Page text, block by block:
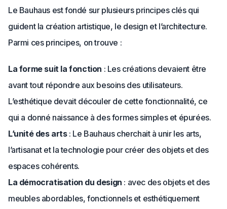
Le Bauhaus est fondé sur plusieurs principes clés qui
guident la création artistique, le design et l’architecture.
Parmi ces principes, on trouve :
La forme suit la fonction : Les créations devaient être
avant tout répondre aux besoins des utilisateurs.
L’esthétique devait découler de cette fonctionnalité, ce
qui a donné naissance à des formes simples et épurées.
L’unité des arts: Le Bauhaus cherchait à unir les arts,
l’artisanat et la technologie pour créer des objets et des
espaces cohérents.
La démocratisation du design : avec des objets et des
meubles abordables, fonctionnels et esthétiquement